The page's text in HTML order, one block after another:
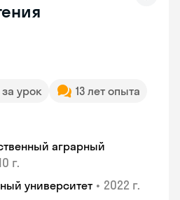
за урок
13 лет опыта
аграрный
г.
университет • 2022 г.